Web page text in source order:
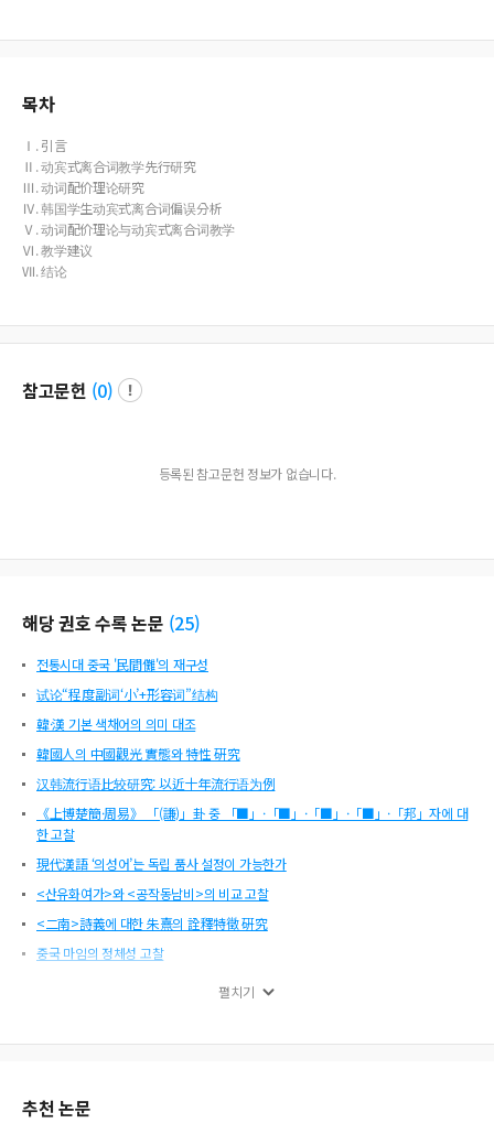
목차
Ⅰ. 引言
Ⅱ. 动宾式离合词教学先行研究
Ⅲ. 动词配价理论研究
Ⅳ. 韩国学生动宾式离合词偏误分析
Ⅴ. 动词配价理论与动宾式离合词教学
Ⅵ. 教学建议
Ⅶ. 结论
참고문헌 (0)
등록된 참고문헌 정보가 없습니다.
해당 권호 수록 논문 (25)
전통시대 중국 '民間儺'의 재구성
试论“程度副词‘小’+形容词”结构
韓·漢 기본 색채어의 의미 대조
韓國人의 中國觀光 實態와 特性 硏究
汉韩流行语比较研究: 以近十年流行语为例
《上博楚簡·周易》 「(謙)」卦 중 「■」·「■」·「■」·「■」·「邦」자에 대
한 고찰
現代漢語 ‘의성어’는 독립 품사 설정이 가능한가
<산유화여가>와 <공작동남비>의 비교 고찰
<二南>詩義에 대한 朱熹의 詮釋特徵 硏究
중국 마임의 정체성 고찰
明代 茶文化 양상과 文人의 審美意識
六朝江南都市的拓展與文學的新變
펼치기
추천 논문